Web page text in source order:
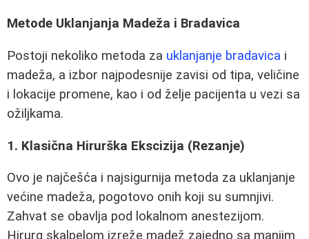
Metode Uklanjanja Madeža i Bradavica
Postoji nekoliko metoda za uklanjanje bradavica i
madeža, a izbor najpodesnije zavisi od tipa, veličine
i lokacije promene, kao i od želje pacijenta u vezi sa
ožiljkama.
1. Klasična Hirurška Ekscizija (Rezanje)
Ovo je najčešća i najsigurnija metoda za uklanjanje
većine madeža, pogotovo onih koji su sumnjivi.
Zahvat se obavlja pod lokalnom anestezijom.
Hirurg skalpelom izreže madež zajedno sa manjim